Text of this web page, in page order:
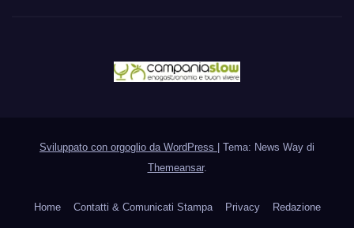
Sviluppato con orgoglio da WordPress
Tema: News Way di
Themeansar.
Home Contatti & Comunicati Stampa Privacy Redazione